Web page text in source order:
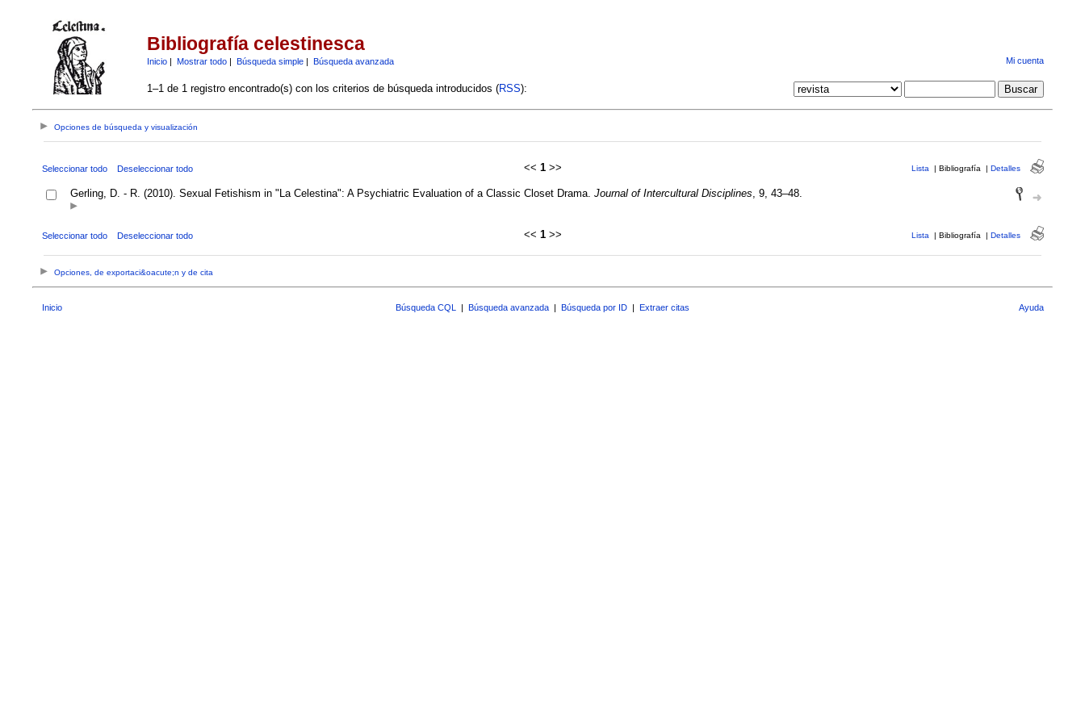
Bibliografía celestinesca
Inicio| Mostrar todo| Búsqueda simple| Búsqueda avanzada Mi cuenta
1–1 de 1 registro encontrado(s) con los criterios de búsqueda introducidos (RSS):
Opciones de búsqueda y visualización
Seleccionar todo Deseleccionar todo << 1>> Lista | Bibliografía | Detalles
Gerling, D. - R. (2010). Sexual Fetishism in "La Celestina": A Psychiatric Evaluation of a Classic Closet Drama. Journal of Intercultural Disciplines , 9, 43–48.
Seleccionar todo Deseleccionar todo << 1>> Lista | Bibliografía | Detalles
Opciones, de exportaci&oacute;n y de cita
Inicio Búsqueda CQL | Búsqueda avanzada | Búsqueda por ID | Extraer citas Ayuda